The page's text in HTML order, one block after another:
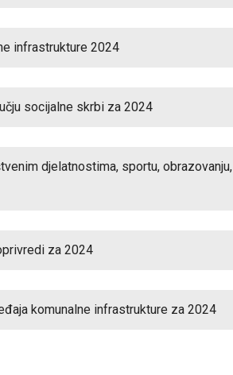
infrastrukture 2024
socijalne skrbi za 2024
djelatnostima, sportu, obrazovanju,
za 2024
komunalne infrastrukture za 2024